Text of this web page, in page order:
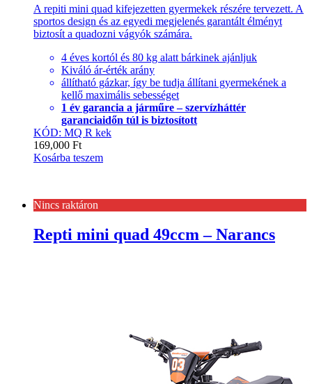
A repiti mini quad kifejezetten gyermekek részére tervezett. A
sportos design és az egyedi megjelenés garantált élményt
biztosít a quadozni vágyók számára.
4 éves kortól és 80 kg alatt bárkinek ajánljuk
Kiváló ár-érték arány
állítható gázkar, így be tudja állítani gyermekének a
kellő maximális sebességet
1 év garancia a járműre – szervízháttér
garanciaidőn túl is biztosított
KÓD: MQ R kek
169,000 Ft
Kosárba teszem
Nincs raktáron
Repti mini quad 49ccm – Narancs